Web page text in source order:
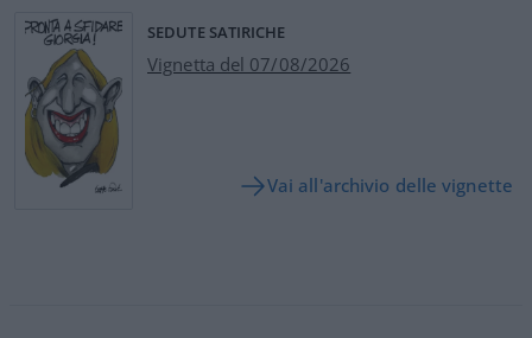
SEDUTE SATIRICHE
Vignetta del 07/08/2026
Vai all'archivio delle vignette